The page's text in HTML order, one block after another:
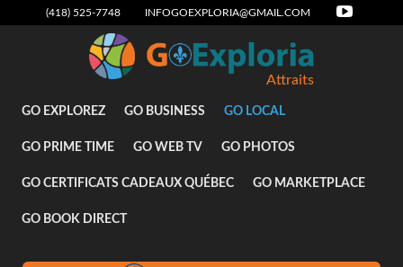
(418) 525-7748 INFOGOEXPLORIA@GMAIL.COM
Attraits
GO EXPLOREZ GO BUSINESS GO LOCAL
GO PRIME TIME GO WEB TV GO PHOTOS
GO CERTIFICATS CADEAUX QUÉBEC GO MARKETPLACE
GO BOOK DIRECT